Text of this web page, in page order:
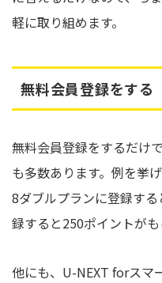
軽に取り組めます。
無料会員登録をする
無料会員登録をするだけ
も多数あります。例を挙
8ダブルプランに登録す
録すると250ポイントがも
他にも、U-NEXT forスマ